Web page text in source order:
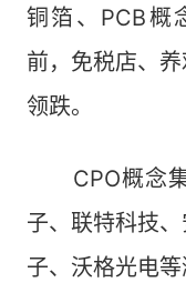
铜箔、PCB概
前，免税店、
领跌。
CPO概念集
子、联特科技
子、沃格光电等